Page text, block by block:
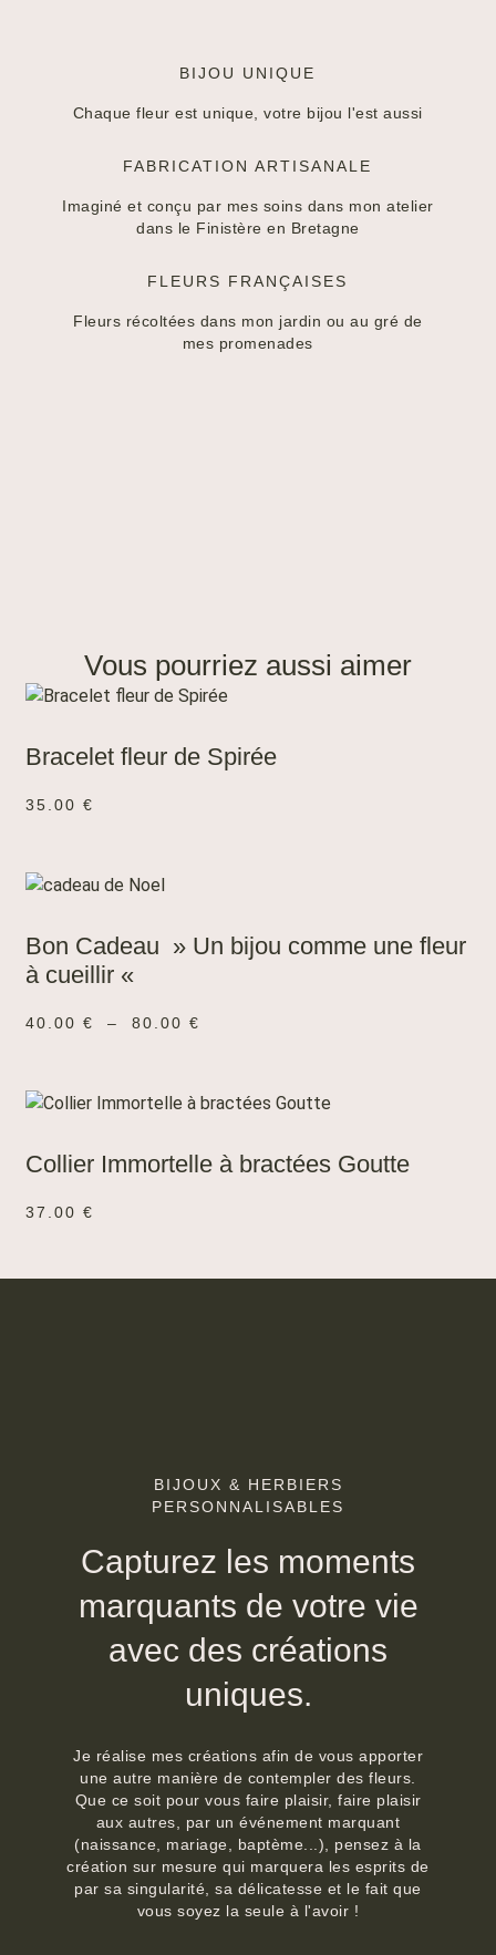
BIJOU UNIQUE
Chaque fleur est unique, votre bijou l'est aussi
FABRICATION ARTISANALE
Imaginé et conçu par mes soins dans mon atelier
dans le Finistère en Bretagne
FLEURS FRANÇAISES
Fleurs récoltées dans mon jardin ou au gré de
mes promenades
Vous pourriez aussi aimer
Bracelet fleur de Spirée
35.00€
Bon Cadeau » Un bijou comme une fleur
à cueillir «
40.00€ – 80.00€
Collier Immortelle à bractées Goutte
37.00€
BIJOUX & HERBIERS
PERSONNALISABLES
Capturez les moments
marquants de votre vie
avec des créations
uniques.
Je réalise mes créations afin de vous apporter
une autre manière de contempler des fleurs.
Que ce soit pour vous faire plaisir, faire plaisir
aux autres, par un événement marquant
(naissance, mariage, baptème...), pensez à la
création sur mesure qui marquera les esprits de
par sa singularité, sa délicatesse et le fait que
vous soyez la seule à l'avoir !